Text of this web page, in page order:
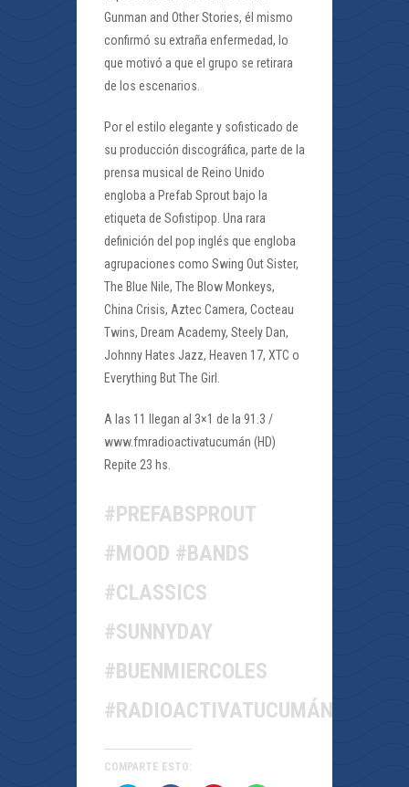
Gunman and Other Stories, él mismo
confirmó su extraña enfermedad, lo
que motivó a que el grupo se retirara
de los escenarios.
Por el estilo elegante y sofisticado de
su producción discográfica, parte de la
prensa musical de Reino Unido
engloba a Prefab Sprout bajo la
etiqueta de Sofistipop. Una rara
definición del pop inglés que engloba
agrupaciones como Swing Out Sister,
The Blue Nile, The Blow Monkeys,
China Crisis, Aztec Camera, Cocteau
Twins, Dream Academy, Steely Dan,
Johnny Hates Jazz, Heaven 17, XTC o
Everything But The Girl.
A las 11 llegan al 3×1 de la 91.3 /
www.fmradioactivatucumán (HD)
Repite 23 hs.
#PREFABSPROUT
#MOOD #BANDS
#CLASSICS
#SUNNYDAY
#BUENMIERCOLES
#RADIOACTIVATUCUMÁN
COMPARTE ESTO: